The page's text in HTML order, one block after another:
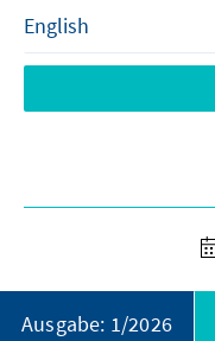
Ausgabe: 1/2026